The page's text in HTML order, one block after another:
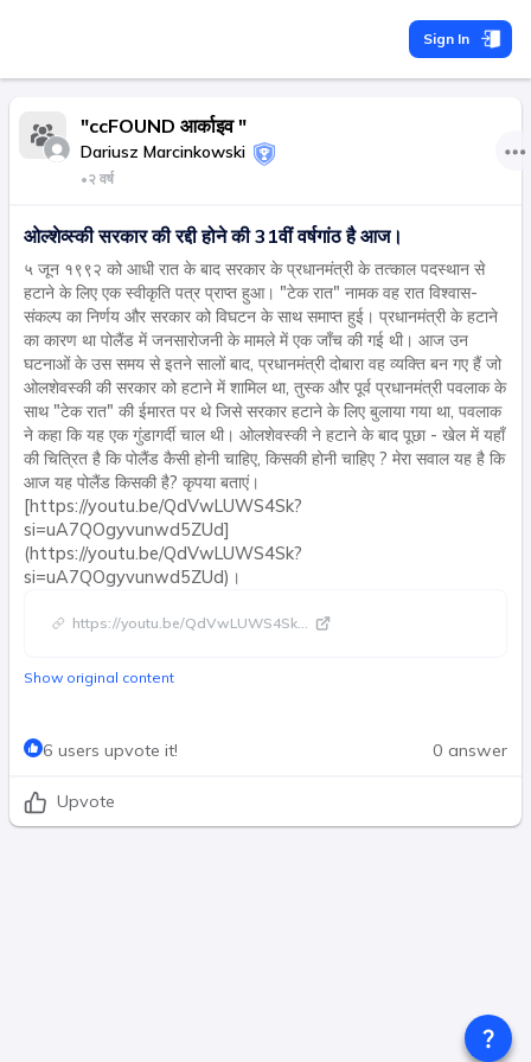
Sign In
"ccFOUND आर्काइव "
Dariusz Marcinkowski
•२ वर्ष
ओल्शेव्स्की सरकार की रद्दी होने की 31वीं वर्षगांठ है आज।
५ जून १९९२ को आधी रात के बाद सरकार के प्रधानमंत्री के तत्काल पदस्थान से
हटाने के लिए एक स्वीकृति पत्र प्राप्त हुआ। "टेक रात" नामक वह रात विश्वास-
संकल्प का निर्णय और सरकार को विघटन के साथ समाप्त हुई। प्रधानमंत्री के हटाने
का कारण था पोलैंड में जनसारोजनी के मामले में एक जाँच की गई थी। आज उन
घटनाओं के उस समय से इतने सालों बाद, प्रधानमंत्री दोबारा वह व्यक्ति बन गए हैं जो
ओलशेवस्की की सरकार को हटाने में शामिल था, तुस्क और पूर्व प्रधानमंत्री पवलाक के
साथ "टेक रात" की ईमारत पर थे जिसे सरकार हटाने के लिए बुलाया गया था, पवलाक
ने कहा कि यह एक गुंडागर्दी चाल थी। ओलशेवस्की ने हटाने के बाद पूछा - खेल में यहाँ
की चित्रित है कि पोलैंड कैसी होनी चाहिए, किसकी होनी चाहिए ? मेरा सवाल यह है कि
आज यह पोलैंड किसकी है? कृपया बताएं।
[https://youtu.be/QdVwLUWS4Sk?
si=uA7QOgyvunwd5ZUd]
(https://youtu.be/QdVwLUWS4Sk?
si=uA7QOgyvunwd5ZUd)।
https://youtu.be/QdVwLUWS4Sk...
Show original content
6 users upvote it! 0 answer
Upvote